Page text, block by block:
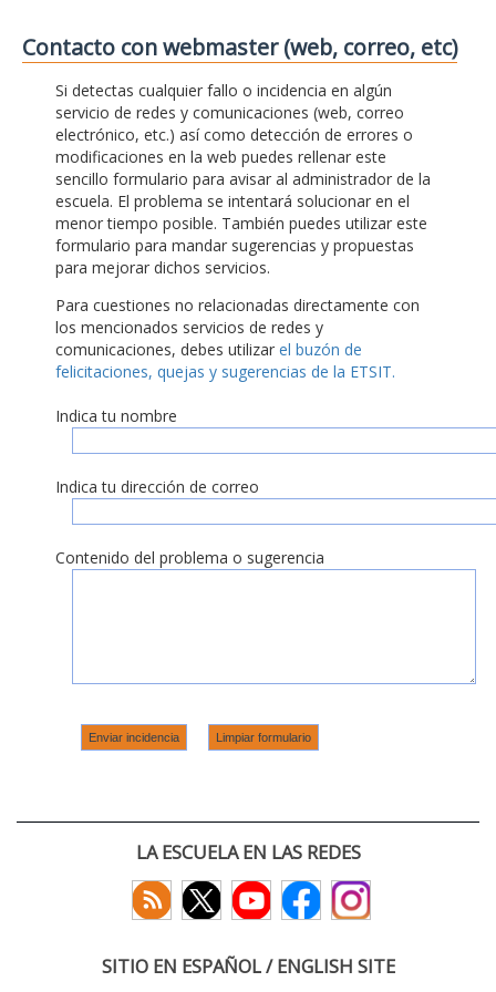
Contacto con webmaster (web, correo, etc)
Si detectas cualquier fallo o incidencia en algún
servicio de redes y comunicaciones (web, correo
electrónico, etc.) así como detección de errores o
modificaciones en la web puedes rellenar este
sencillo formulario para avisar al administrador de la
escuela. El problema se intentará solucionar en el
menor tiempo posible. También puedes utilizar este
formulario para mandar sugerencias y propuestas
para mejorar dichos servicios.
Para cuestiones no relacionadas directamente con
los mencionados servicios de redes y
comunicaciones, debes utilizar el buzón de
felicitaciones, quejas y sugerencias de la ETSIT.
Indica tu nombre
Indica tu dirección de correo
Contenido del problema o sugerencia
LA ESCUELA EN LAS REDES
SITIO EN ESPAÑOL / ENGLISH SITE